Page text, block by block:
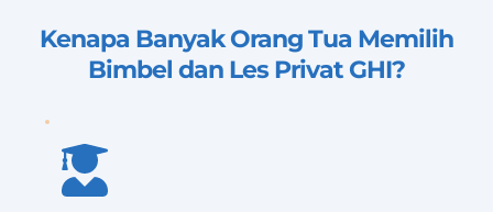
Kenapa Banyak Orang Tua Memilih
Bimbel dan Les Privat GHI?